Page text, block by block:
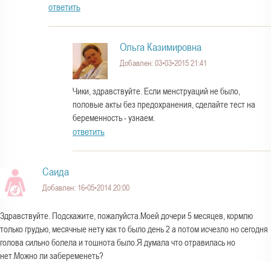
ответить
Ольга Казимировна
Добавлен: 03•03•2015 21:41
Чики, здравствуйте. Если менструаций не было,
половые акты без предохранения, сделайте тест на
беременность - узнаем.
ответить
Саида
Добавлен: 16•05•2014 20:00
Здравствуйте. Подскажите, пожалуйста.Моей дочери 5 месяцев, кормлю
только грудью, месячные нету как то было день 2 а потом исчезло но сегодня
голова сильно болела и тошнота было.Я думала что отравилась но
нет.Можно ли забеременеть?